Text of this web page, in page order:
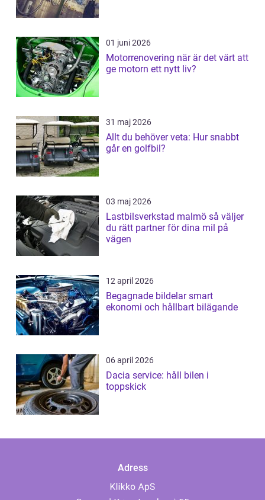
01 juni 2026
Motorrenovering när är det värt att
ge motorn ett nytt liv?
31 maj 2026
Allt du behöver veta: Hur snabbt
går en golfbil?
03 maj 2026
Lastbilsverkstad malmö så väljer
du rätt partner för dina mil på
vägen
12 april 2026
Begagnade bildelar smart
ekonomi och hållbart bilägande
06 april 2026
Dacia service: håll bilen i
toppskick
Adress